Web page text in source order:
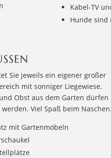
Kabel-TV
Hunde
Sie jeweils ein eigener großer
mit sonniger Liegewiese.
Obst aus dem Garten dürfen
Viel Spaß beim Naschen.
mit Gartenmöbeln